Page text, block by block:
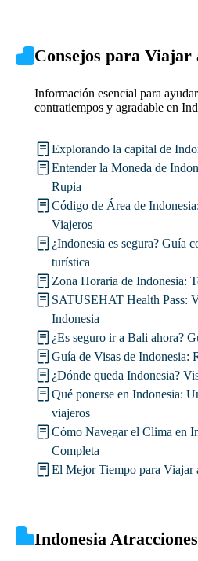
Consejos para Viajar
Información esencial para
contratiempos y agradable en
Explorando la capital de
Entender la Moneda de
Rupia
Código de Área de
Viajeros
¿Indonesia es segura? Guía
turística
Zona Horaria de Indonesia:
SATUSEHAT Health Pass:
Indonesia
¿Es seguro ir a Bali ahora?
Guía de Visas de Indonesia:
¿Dónde queda Indonesia?
Qué ponerse en Indonesia:
viajeros
Cómo Navegar el Clima en
Completa
El Mejor Tiempo para Viajar
Indonesia